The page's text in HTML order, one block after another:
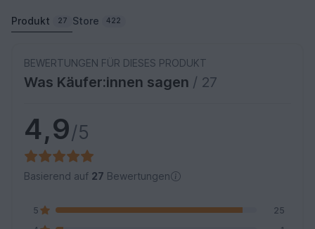
Produkt 27 Store 422
BEWERTUNGEN FÜR DIESES PRODUKT
Was Käufer:innen sagen / 27
4,9/5
Basierend auf 27 Bewertungen
5
25